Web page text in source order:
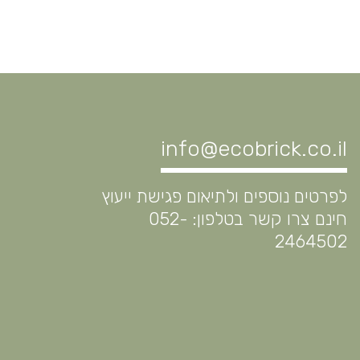
info@ecobrick.co.il
לפרטים נוספים ולתיאום פגישת ייעוץ
חינם צרו קשר בטלפון: 052-
2464502